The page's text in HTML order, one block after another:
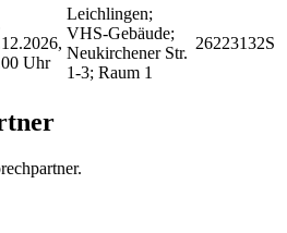
Uhr
Leichlingen;
VHS-Gebäude;
Neukirchener Str.
1-3; Raum 1
26223132S